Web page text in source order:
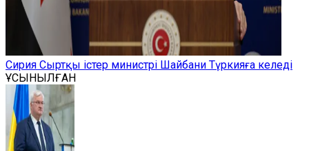
Сирия Сыртқы істер министрі Шайбани Түркияға келеді
ҰСЫНЫЛҒАН